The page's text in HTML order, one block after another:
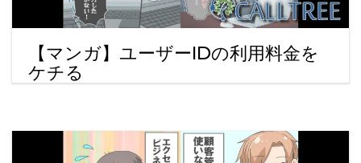
【マンガ】ユーザーIDの利用料金を
ケチる